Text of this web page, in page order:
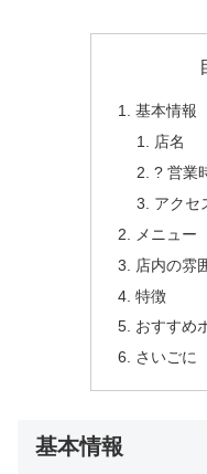
基本情報
店名
? 営業
アクセ
メニュー
店内の雰
特徴
おすすめ
さいごに
基本情報